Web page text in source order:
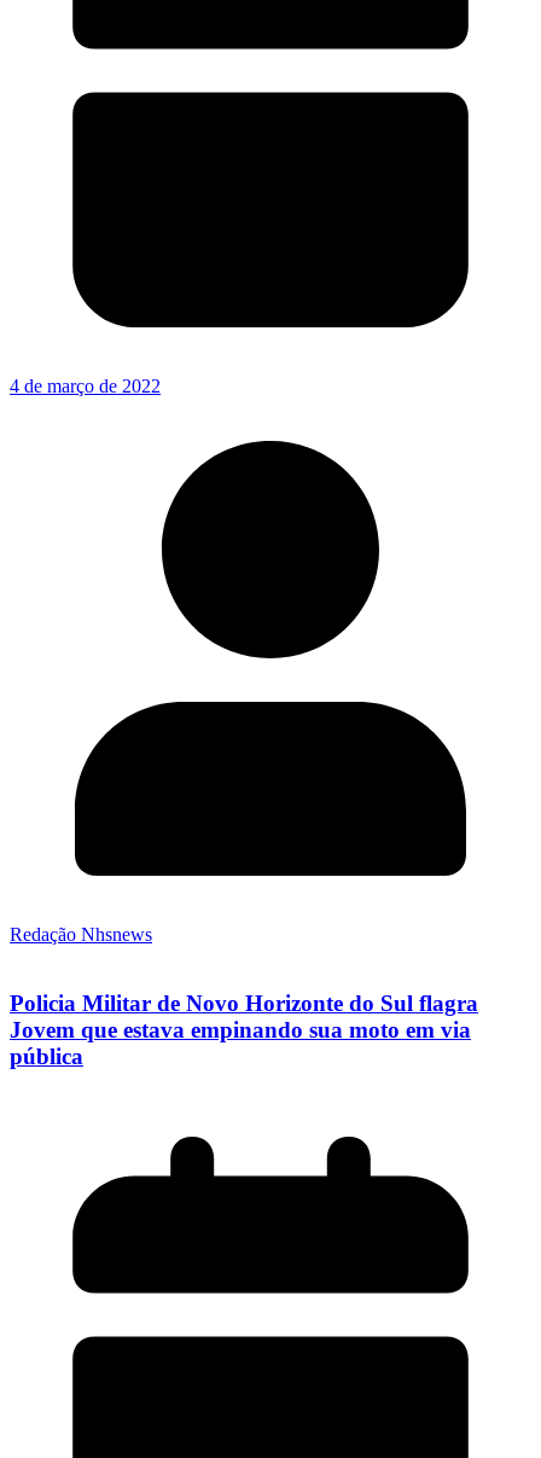
4 de março de 2022
Redação Nhsnews
Policia Militar de Novo Horizonte do Sul flagra
Jovem que estava empinando sua moto em via
pública